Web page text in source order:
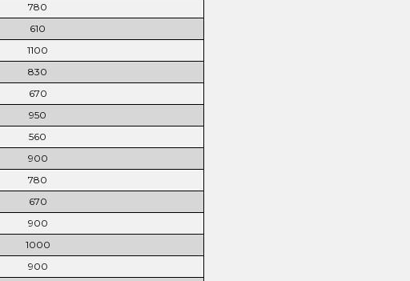
780
610
1100
830
670
950
560
900
780
670
900
1000
900